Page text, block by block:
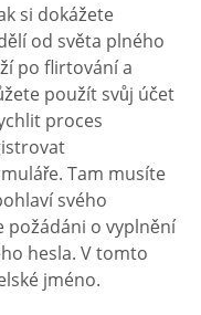
si dokážete
od světa plného
po flirtování a
použít svůj účet
proces
Tam musíte
svého
o vyplnění
hesla. V tomto
jméno.